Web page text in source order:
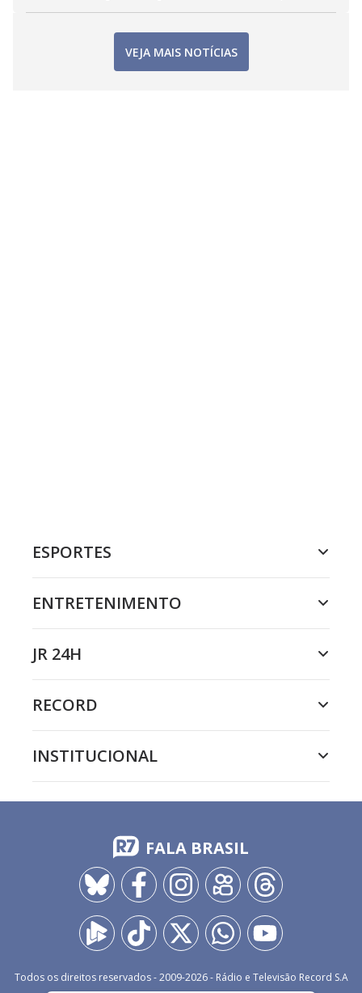
VEJA MAIS NOTÍCIAS
ESPORTES
ENTRETENIMENTO
JR 24H
RECORD
INSTITUCIONAL
FALA BRASIL
Todos os direitos reservados - 2009-2026- Rádio e Televisão Record S.A